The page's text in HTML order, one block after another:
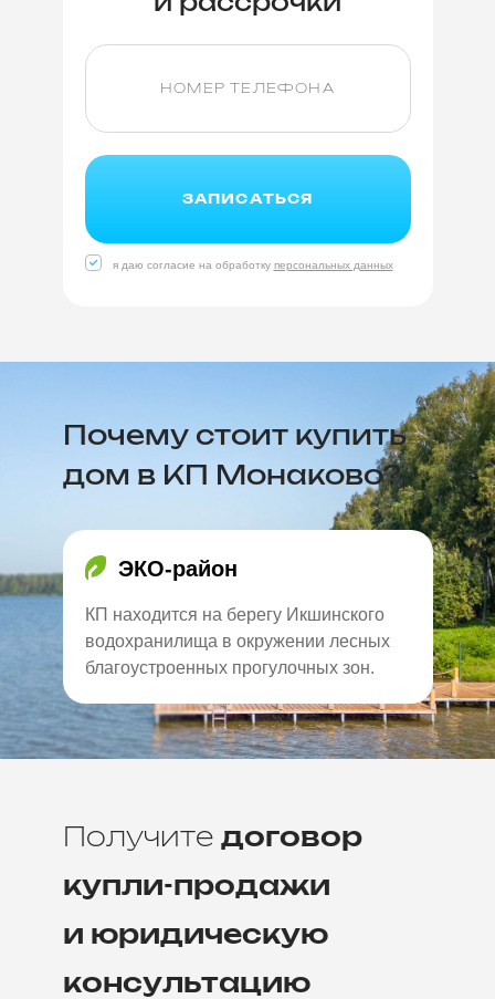
ЗАПИСАТЬСЯ
я даю согласие на обработку персональных данных
Почему стоит купить
дом в КП Монаково?
ЭКО-район
КП находится на берегу Икшинского
водохранилища в окружении лесных
благоустроенных прогулочных зон.
Получите договор
купли-продажи
и юридическую
консультацию